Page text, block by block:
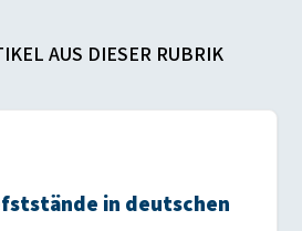
AUS DIESER RUBRIK
in deutschen